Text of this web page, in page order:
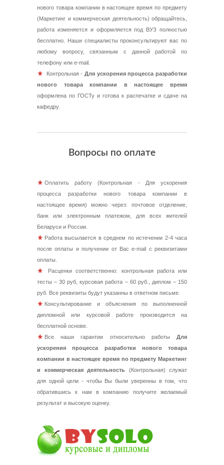
нового товара компании в настоящее время по предмету
(Маркетинг и коммерческая деятельность) обращайтесь,
работа изменяется и оформляется под ВУЗ полностью
бесплатно. Наши специалисты проконсультируют вас по
любому вопросу, связанным с данной работой по
телефону или e-mail.
Контрольная - Для ускорения процесса разработки
нового товара компании в настоящее время
оформлена по ГОСТу и готова к распечатке и сдаче на
кафедру.
Вопросы по оплате
Оплатить работу (Контрольная - Для ускорения
процесса разработки нового товара компании в
настоящее время) можно через: почтовое отделение,
банк или электронным платежом, для всех жителей
Беларуси и России.
Работа высылается в среднем по истечении 2-4 часа
после оплаты и получении от Вас e-mail с реквизитами
оплаты.
Расценки соответственно: контрольная работа или
тесты – 30 руб, курсовая работа – 60 руб., диплом – 150
руб. Все реквизиты будут указанны в ответном письме.
Консультирование и объяснения по выполненной
дипломной или курсовой работе производится на
бесплатной основе.
Все наши гарантии относительно работы Для
ускорения процесса разработки нового товара
компании в настоящее время по предмету Маркетинг
и коммерческая деятельность (Контрольная) служат
для одной цели - чтобы Вы были уверенны в том, что
обратившись к нам в компанию получите желаемый
результат и высокую оценку.